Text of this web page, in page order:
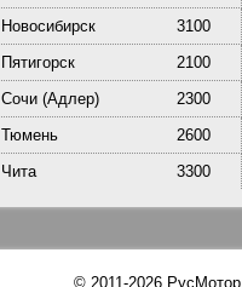
Новосибирск
3100
Пятигорск
2100
Сочи (Адлер)
2300
Тюмень
2600
Чита
3300
© 2011-2026 РусМотор